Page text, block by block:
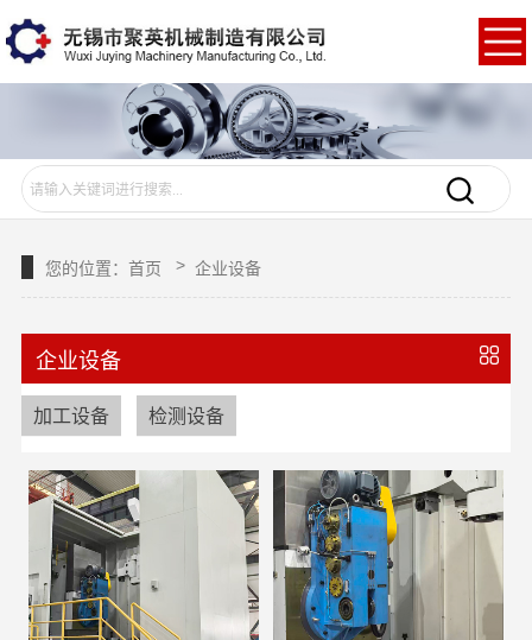
您的位置： 首页 > 企业设备
企业设备
加工设备 检测设备